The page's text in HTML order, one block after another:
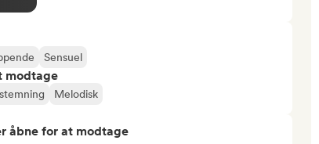
Sensuel
modtage
Melodisk
åbne for at modtage